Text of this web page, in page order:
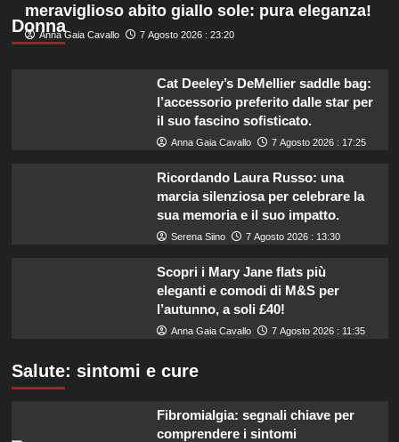
Donna
meraviglioso abito giallo sole: pura eleganza!
Anna Gaia Cavallo 7 Agosto 2026 : 23:20
Cat Deeley’s DeMellier saddle bag:
l’accessorio preferito dalle star per
il suo fascino sofisticato.
Anna Gaia Cavallo 7 Agosto 2026 : 17:25
Ricordando Laura Russo: una
marcia silenziosa per celebrare la
sua memoria e il suo impatto.
Serena Siino 7 Agosto 2026 : 13:30
Scopri i Mary Jane flats più
eleganti e comodi di M&S per
l’autunno, a soli £40!
Anna Gaia Cavallo 7 Agosto 2026 : 11:35
Salute: sintomi e cure
Fibromialgia: segnali chiave per
comprendere i sintomi